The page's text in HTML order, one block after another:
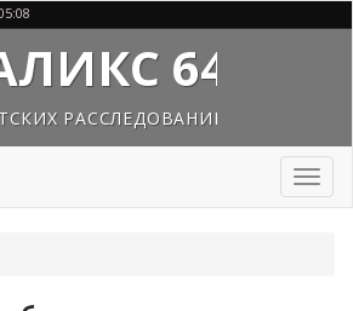
64
РАССЛЕДОВАНИЙ
Toggle